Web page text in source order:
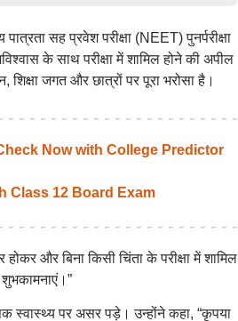
सह प्रवेश परीक्षा (NEET) पुनर्परीक्षा
के साथ परीक्षा में शामिल होने की अपील
शिक्षा जगत और छात्रों पर पूरा भरोसा है।
Now with College Predictor
Class 12 Board Exam
और बिना किसी चिंता के परीक्षा में शामिल
स्वास्थ्य पर असर पड़े। उन्होंने कहा, “कृपया